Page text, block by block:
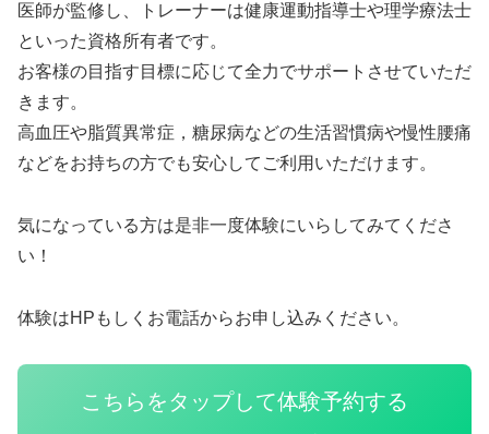
医師が監修し、トレーナーは健康運動指導士や理学療法士
といった資格所有者です。
お客様の目指す目標に応じて全力でサポートさせていただ
きます。
高血圧や脂質異常症，糖尿病などの生活習慣病や慢性腰痛
などをお持ちの方でも安心してご利用いただけます。
気になっている方は是非一度体験にいらしてみてくださ
い！
体験はHPもしくお電話からお申し込みください。
こちらをタップして体験予約する